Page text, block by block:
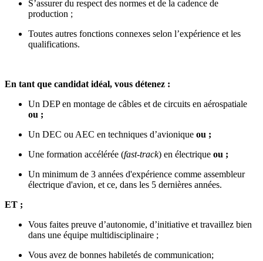
S’assurer du respect des normes et de la cadence de
production ;
Toutes autres fonctions connexes selon l’expérience et les
qualifications.
En tant que candidat idéal, vous détenez :
Un DEP en montage de câbles et de circuits en aérospatiale
ou ;
Un DEC ou AEC en techniques d’avionique ou ;
Une formation accélérée (fast-track) en électrique ou ;
Un minimum de 3 années d'expérience comme assembleur
électrique d'avion, et ce, dans les 5 dernières années.
ET ;
Vous faites preuve d’autonomie, d’initiative et travaillez bien
dans une équipe multidisciplinaire ;
Vous avez de bonnes habiletés de communication;